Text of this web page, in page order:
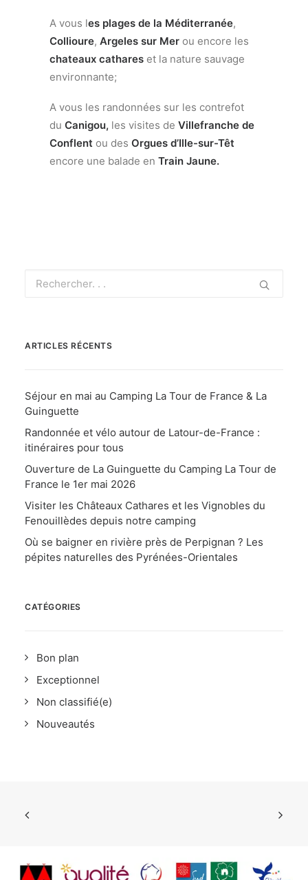
A vous les plages de la Méditerranée,
Collioure, Argeles sur Mer ou encore les
chateaux cathares et la nature sauvage
environnante;
A vous les randonnées sur les contrefot
du Canigou, les visites de Villefranche de
Conflent ou des Orgues d’Ille-sur-Têt
encore une balade en Train Jaune.
ARTICLES RÉCENTS
Séjour en mai au Camping La Tour de France & La
Guinguette
Randonnée et vélo autour de Latour-de-France :
itinéraires pour tous
Ouverture de La Guinguette du Camping La Tour de
France le 1er mai 2026
Visiter les Châteaux Cathares et les Vignobles du
Fenouillèdes depuis notre camping
Où se baigner en rivière près de Perpignan ? Les
pépites naturelles des Pyrénées-Orientales
CATÉGORIES
Bon plan
Exceptionnel
Non classifié(e)
Nouveautés